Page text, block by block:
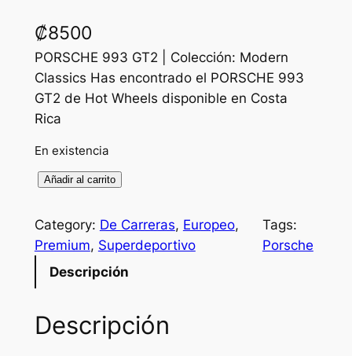
₡8500
PORSCHE 993 GT2 | Colección: Modern
Classics Has encontrado el PORSCHE 993
GT2 de Hot Wheels disponible en Costa
Rica
En existencia
R
S
Añadir al carrito
Category: De Carreras, Europeo
Premium, Superdeportivo
Tags:
Porsche
Descripción
Descripción